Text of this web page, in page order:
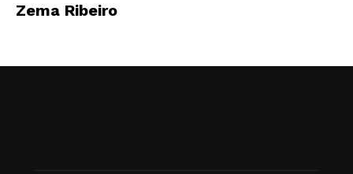
Zema Ribeiro